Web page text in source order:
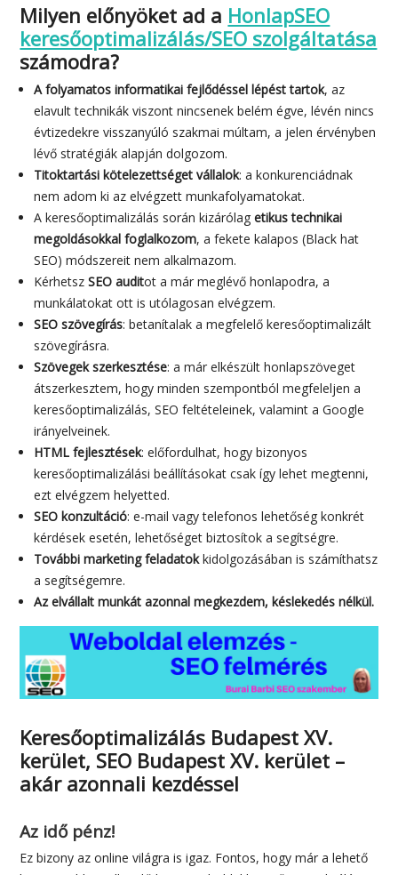
Milyen előnyöket ad a HonlapSEO
keresőoptimalizálás/SEO szolgáltatása
számodra?
A folyamatos informatikai fejlődéssel lépést tartok, az
elavult technikák viszont nincsenek belém égve, lévén nincs
évtizedekre visszanyúló szakmai múltam, a jelen érvényben
lévő stratégiák alapján dolgozom.
Titoktartási kötelezettséget vállalok: a konkurenciádnak
nem adom ki az elvégzett munkafolyamatokat.
A keresőoptimalizálás során kizárólagetikus technikai
megoldásokkal foglalkozom, a fekete kalapos (Black hat
SEO) módszereit nem alkalmazom.
KérhetszSEO auditot a már meglévő honlapodra, a
munkálatokat ott is utólagosan elvégzem.
SEO szövegírás: betanítalak a megfelelő keresőoptimalizált
szövegírásra.
Szövegek szerkesztése: a már elkészült honlapszöveget
átszerkesztem, hogy minden szempontból megfeleljen a
keresőoptimalizálás, SEO feltételeinek, valamint a Google
irányelveinek.
HTML fejlesztések: előfordulhat, hogy bizonyos
keresőoptimalizálási beállításokat csak így lehet megtenni,
ezt elvégzem helyetted.
SEO konzultáció: e-mail vagy telefonos lehetőség konkrét
kérdések esetén, lehetőséget biztosítok a segítségre.
További marketing feladatokkidolgozásában is számíthatsz
a segítségemre.
Az elvállalt munkát azonnal megkezdem, késlekedés nélkül.
Keresőoptimalizálás Budapest XV.
kerület, SEO Budapest XV. kerület –
akár azonnali kezdéssel
Az idő pénz!
Ez bizony az online világra is igaz. Fontos, hogy már a lehető